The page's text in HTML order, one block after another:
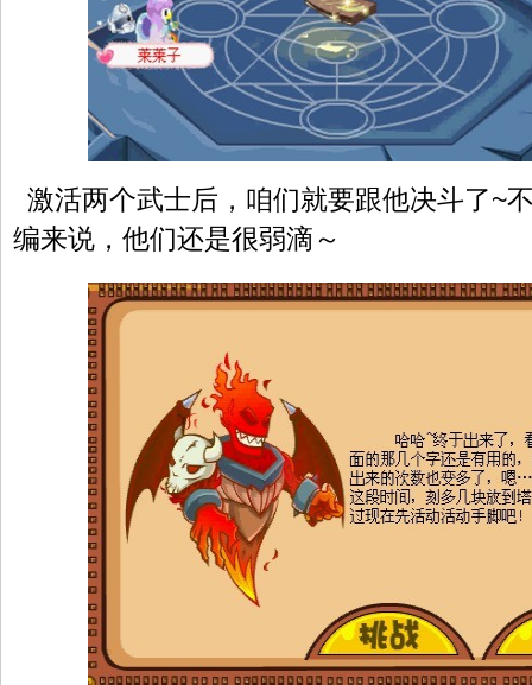
激活两个武士后，咱们就要跟他决斗了~
编来说，他们还是很弱滴～